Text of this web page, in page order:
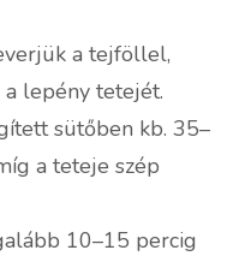
a tejföllel,
lepény tetejét.
sütőben kb. 35–
a teteje szép
10–15 percig